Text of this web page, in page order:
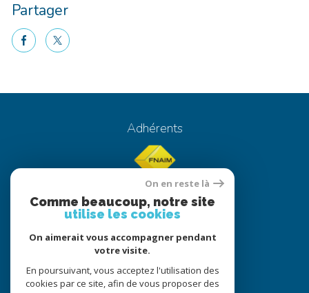
Partager
facebooktwitter
Adhérents
© 2022
Tous droits réservés
Traduction powered by Google
Nos honoraires
Plan du site
On en reste là
Comme beaucoup, notre site
utilise les cookies
On aimerait vous accompagner pendant
votre visite.
En poursuivant, vous acceptez l'utilisation des
cookies par ce site, afin de vous proposer des